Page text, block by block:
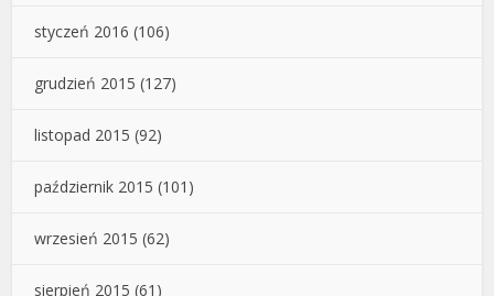
styczeń 2016 (106)
grudzień 2015 (127)
listopad 2015 (92)
październik 2015 (101)
wrzesień 2015 (62)
sierpień 2015 (61)